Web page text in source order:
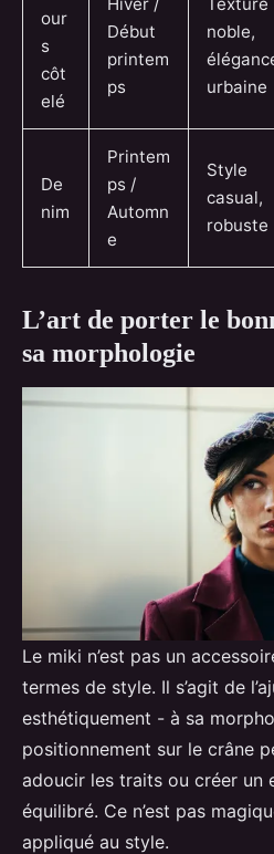
our
s
côt
elé
Début
printem
ps
noble,
urbaine
De
nim
Printem
ps /
Automn
e
Style
casual,
robuste
L’art de porter le
sa morphologie
Le miki n’est pas un
termes de style. Il s’agit de
esthétiquement - à sa
positionnement sur le crâne
adoucir les traits ou créer un
équilibré. Ce n’est pas
appliqué au style.